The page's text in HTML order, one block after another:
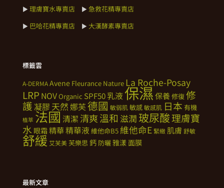
► 理膚寶水專賣店 ► 急救花精專賣店
► 巴哈花精專賣店 ► 大漢酵素專賣店
標籤雲
A-DERMAAvene Fleurance Nature La Roche-Posay
LRP NOVOrganic SPF50乳液 保濕保養修復修
護凝膠 天然娜芙德國 敏弱肌敏感敏感肌 日本 有機
植萃 法國清潔 清爽溫和 滋潤 玻尿酸理膚寶
水 眼霜 精華精華液 維他命B5 維他命E 緊緻 肌膚 舒敏
舒緩 艾芙美芙樂思鈣 防曬雅漾面膜
最新文章